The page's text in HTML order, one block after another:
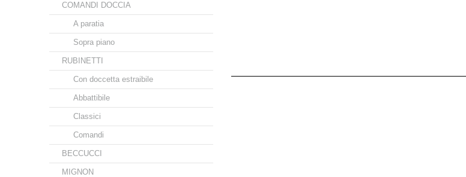
COMANDI DOCCIA
A paratia
Sopra piano
RUBINETTI
Con doccetta estraibile
Abbattibile
Classici
Comandi
BECCUCCI
MIGNON